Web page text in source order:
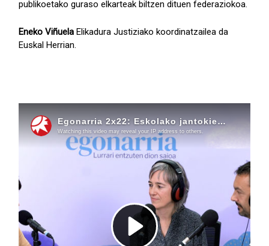
publikoetako guraso elkarteak biltzen dituen federaziokoa.
Eneko Viñuela Elikadura Justiziako koordinatzailea da
Euskal Herrian.